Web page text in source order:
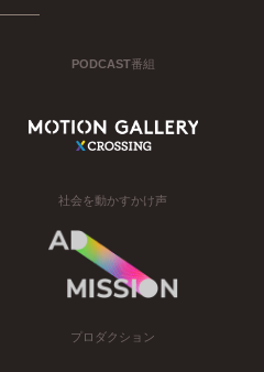
PODCAST番組
社会を動かすかけ声
プロダクション